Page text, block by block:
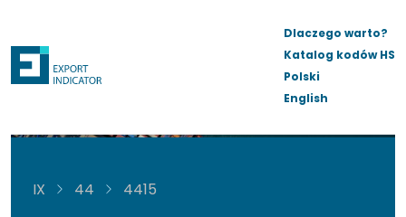
Dlaczego warto?
Katalog kodów HS
Polski
English
IX 44 4415